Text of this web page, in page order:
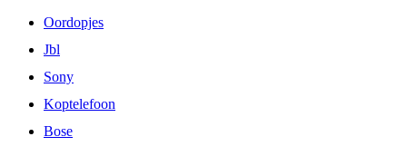
Oordopjes
Jbl
Sony
Koptelefoon
Bose